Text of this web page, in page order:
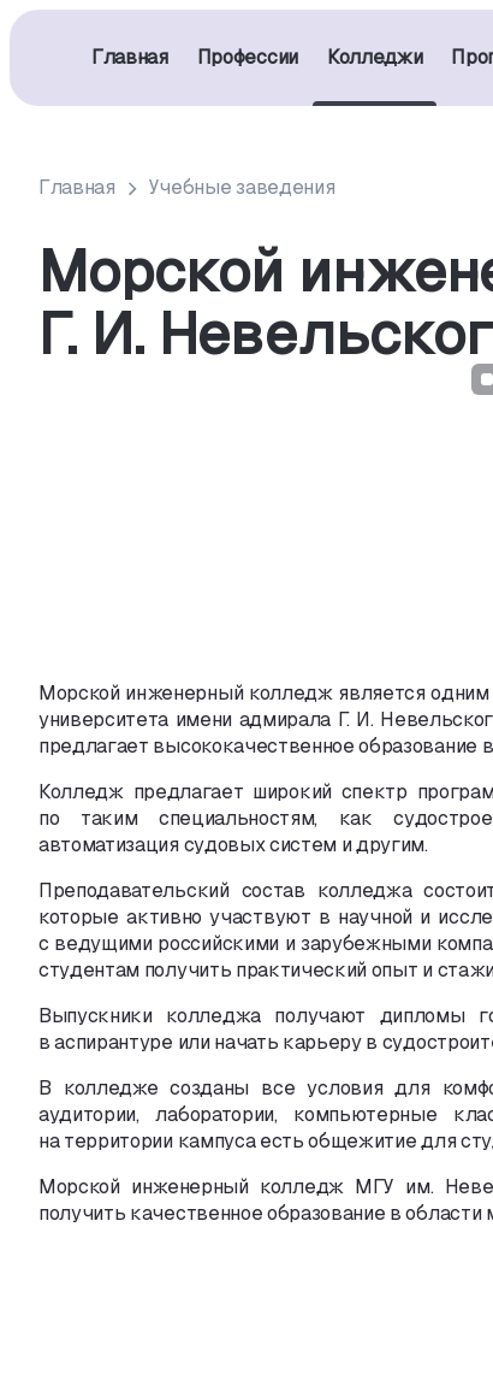
Главная Профессии Колледжи
Главная Учебные заведения
Морской
Г. И.
Морской инженерный колледж является одним
университета имени адмирала Г. И.
предлагает высококачественное образование
Колледж предлагает широкий спектр
по таким специальностям, как
автоматизация судовых систем и другим.
Преподавательский состав колледжа
которые активно участвуют в научной и
с ведущими российскими и зарубежными
студентам получить практический опыт и
Выпускники колледжа получают дипломы
в аспирантуре или начать карьеру в
В колледже созданы все условия для
аудитории, лаборатории, компьютерные
на территории кампуса есть общежитие для
Морской инженерный колледж МГУ им.
получить качественное образование в